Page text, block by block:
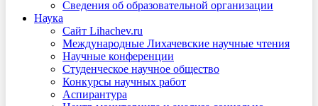
Сведения об образовательной организации
Наука
Сайт Lihachev.ru
Международные Лихачевские научные чтения
Научные конференции
Студенческое научное общество
Конкурсы научных работ
Аспирантура